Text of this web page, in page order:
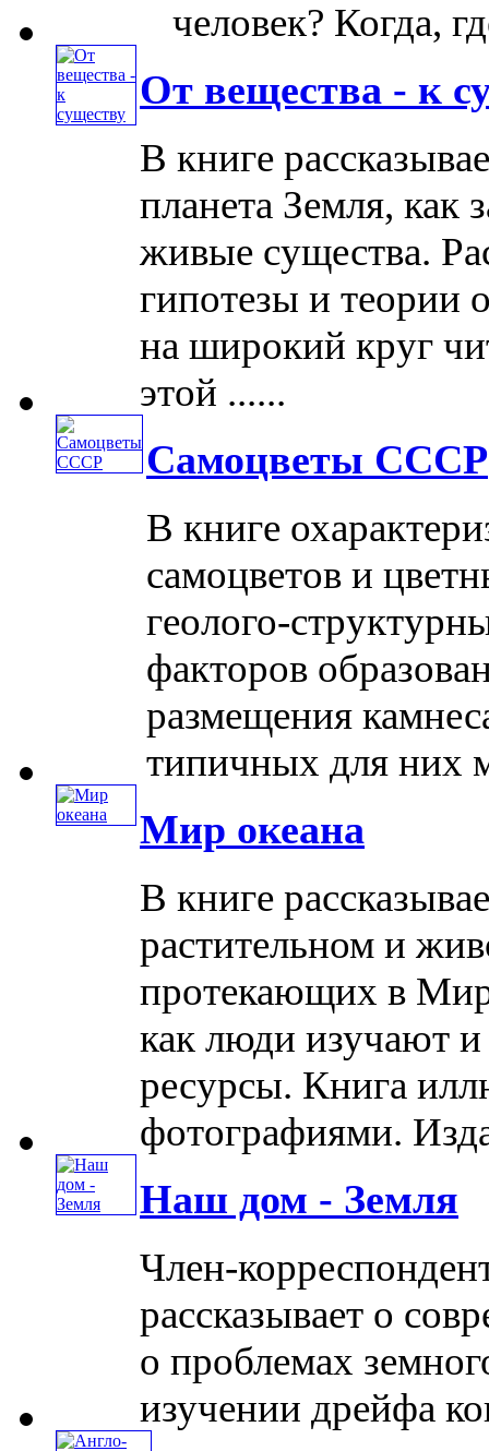
человек? Когда,
От вещества - к
В книге
планета Земля, как
живые существа.
гипотезы и теории
на широкий круг
этой ......
Самоцветы СССР
В книге
самоцветов и
геолого-
факторов
размещения
типичных для них
Мир океана
В книге
растительном и
протекающих в
как люди изучают и
ресурсы. Книга
фотографиями.
Наш дом - Земля
Член-
рассказывает о
о проблемах
изучении дрейфа